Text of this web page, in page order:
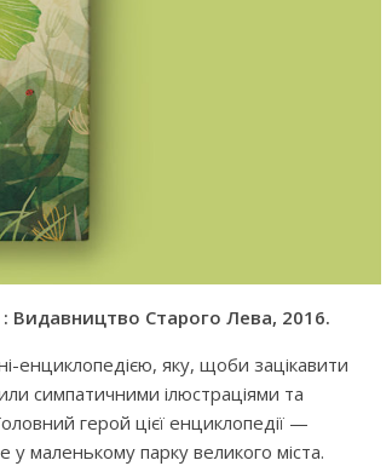
: Видавництво Старого Лева, 2016.
енциклопедією, яку, щоби зацікавити
симпатичними ілюстраціями та
герой цієї енциклопедії —
маленькому парку великого міста.